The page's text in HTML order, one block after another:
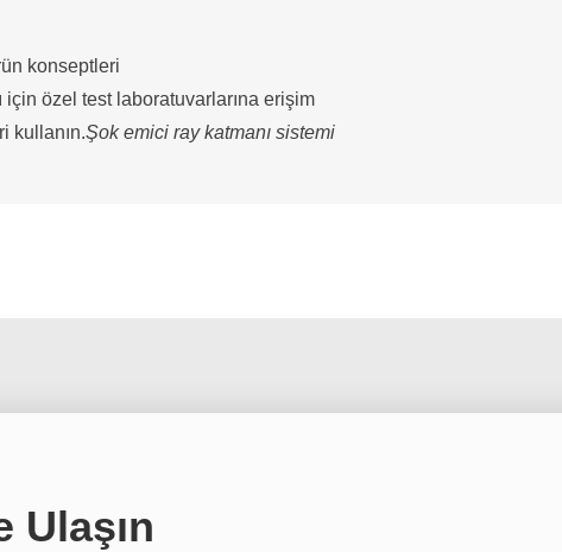
konseptleri
için özel test laboratuvarlarına erişim
kullanın.Şok emici ray katmanı sistemi
Ulaşın